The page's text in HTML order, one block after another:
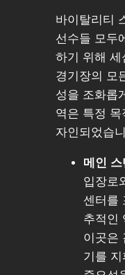
바이탈리티
선수들 모두
하기 위해 세
경기장의 모
성을 조화롭
역은 특정 목
자인되었습
메인 스
입장로
센터를
추적인
이곳은
기를